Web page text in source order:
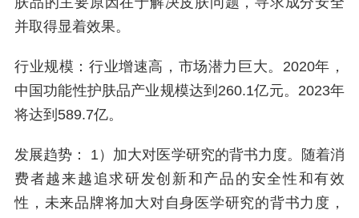
并取得显着效果。
行业规模：行业增速高，市场潜力巨大。2020年，
中国功能性护肤品产业规模达到260.1亿元。2023年
将达到589.7亿。
发展趋势： 1）加大对医学研究的背书力度。随着消
费者越来越追求研发创新和产品的安全性和有效
性，未来品牌将加大对自身医学研究的背书力度，